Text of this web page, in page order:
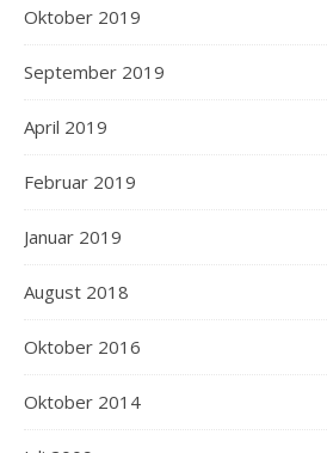
Oktober 2019
September 2019
April 2019
Februar 2019
Januar 2019
August 2018
Oktober 2016
Oktober 2014